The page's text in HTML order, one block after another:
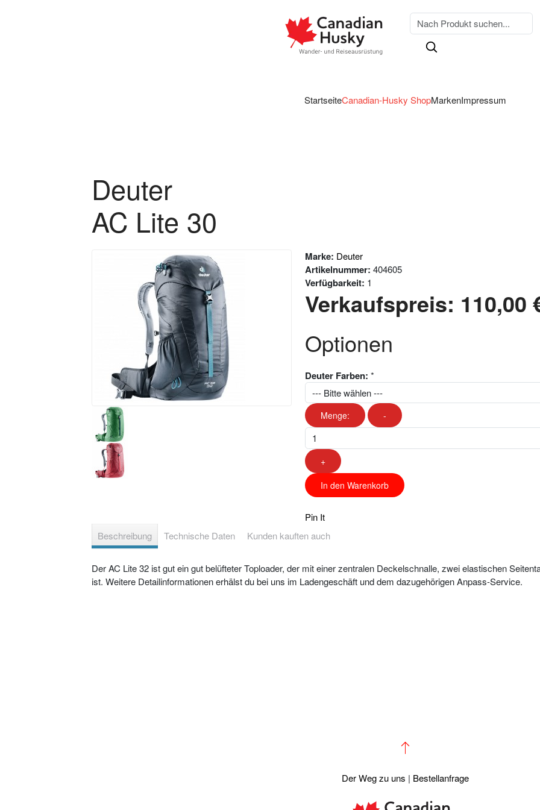
StartseiteCanadian-Husky ShopMarkenImpressum
Deuter
AC Lite 30
Marke: Deuter
Artikelnummer: 404605
Verfügbarkeit: 1
Verkaufspreis: 110,00
Optionen
Deuter Farben: *
Menge: -
+
In den Warenkorb
Pin It
Beschreibung
Technische Daten Kunden kauften auch
Der AC Lite 32 ist gut ein gut belüfteter Toploader, der mit einer zentralen Deckelschnalle, zwei elastischen
ist. Weitere Detailinformationen erhälst du bei uns im Ladengeschäft und dem dazugehörigen Anpass-Service.
Der Weg zu uns | Bestellanfrage